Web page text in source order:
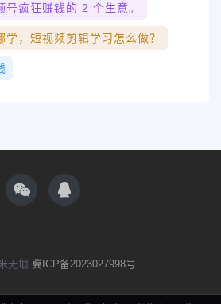
疯狂赚钱的 2 个生意。
，短视频剪辑学习怎么做？
无垠 冀ICP备2023027998号